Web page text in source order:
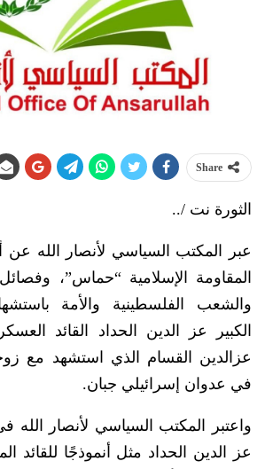
Share
الثورة نت /..
عبر المكتب السياسي لأنصار الله عن
المقاومة الإسلامية “حماس”،
والشعب الفلسطينية والأمة
الكبير عز الدين الحداد القائد
عزالدين القسام الذي استشهد مع
في عدوان إسرائيلي جبان.
واعتبر المكتب السياسي لأنصار الله
عز الدين الحداد مثل أنموذجًا للقائد